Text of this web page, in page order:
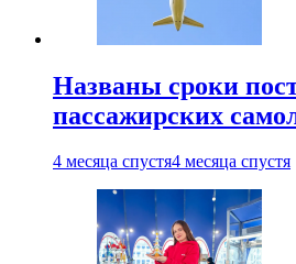
Названы сроки
пассажирских
4 месяца спустя4 месяца спустя